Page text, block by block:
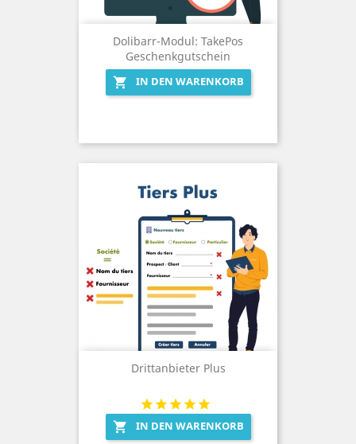
Dolibarr-Modul: TakePos
Geschenkgutschein

IN DEN WARENKORB
Drittanbieter Plus
 IN DEN WARENKORB